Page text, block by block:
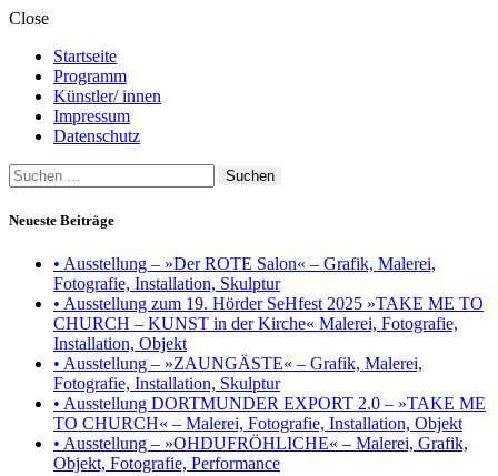
Close
Startseite
Programm
Künstler/ innen
Impressum
Datenschutz
Suchen
nach:
Neueste Beiträge
• Ausstellung – »Der ROTE Salon« – Grafik, Malerei,
Fotografie, Installation, Skulptur
• Ausstellung zum 19. Hörder SeHfest 2025 »TAKE ME TO
CHURCH – KUNST in der Kirche« Malerei, Fotografie,
Installation, Objekt
• Ausstellung – »ZAUNGÄSTE« – Grafik, Malerei,
Fotografie, Installation, Skulptur
• Ausstellung DORTMUNDER EXPORT 2.0 – »TAKE ME
TO CHURCH« – Malerei, Fotografie, Installation, Objekt
• Ausstellung – »OHDUFRÖHLICHE« – Malerei, Grafik,
Objekt, Fotografie, Performance